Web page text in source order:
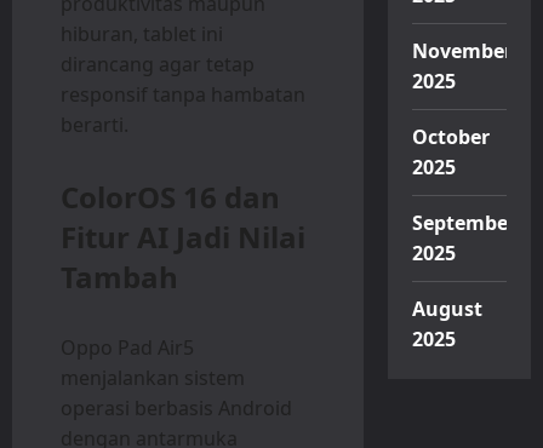
hiburan, tablet ini
dirancang agar tetap
responsif tanpa hambatan
berarti.
ColorOS 16 dan
Fitur AI Jadi Nilai
Tambah
Oppo Pad Air5
menjalankan sistem
operasi berbasis Android
dengan antarmuka
November
2025
October
2025
September
2025
August
2025